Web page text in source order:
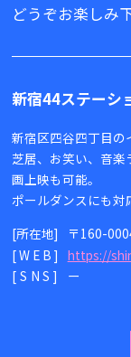
どうぞお楽しみ
新宿44ステーシ
新宿区四谷四丁目の
芝居、お笑い、音
画上映も可能。
ポールダンスにも対
[所在地]
〒160-
[WEB] https://
[SNS]
ー